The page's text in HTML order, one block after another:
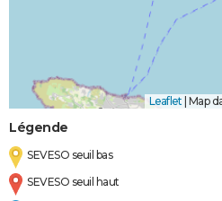
Leaflet Map
Légende
SEVESO seuil bas
SEVESO seuil haut